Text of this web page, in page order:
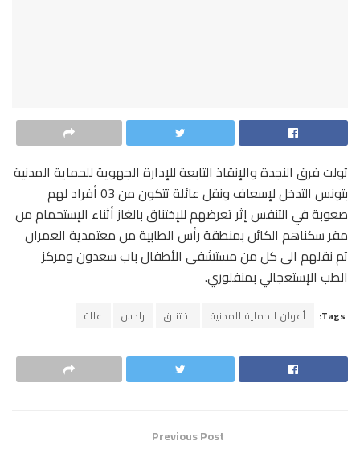
تولت فرق النجدة والإنقاذ التابعة للإدارة الجهوية للحماية المدنية
بتونس التدخل لإسعاف ونقل عائلة تتكون من 03 أفراد لهم
صعوبة في التنفس إثر تعرضهم للإختناق بالغاز أثناء الإستحمام من
مقر سكناهم الكائن بمنطقة رأس الطابية من معتمدية العمران
تم نقلهم الى كل من مستشفى الأطفال باب سعدون ومركز
الطب الإستعجالي بمنفلوري.
Tags: أعوان الحماية المدنية اختناق رادس عالة
Previous Post